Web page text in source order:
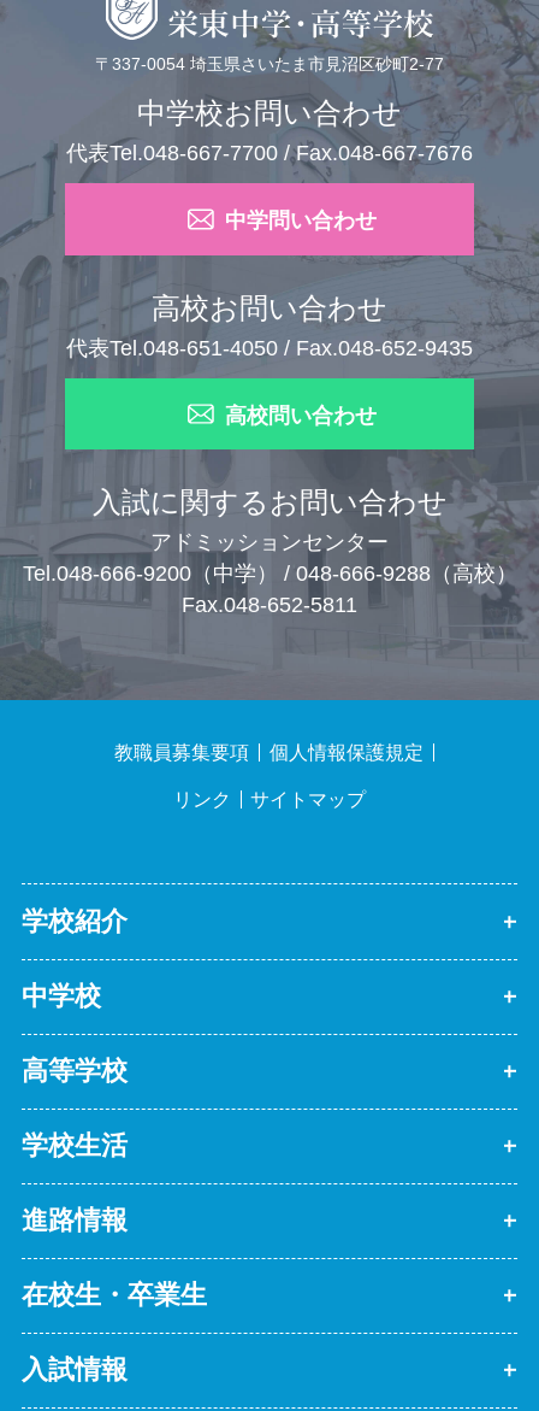
〒337-0054 埼玉県さいたま市見沼区砂町2-77
中学校お問い合わせ
代表Tel.048-667-7700 / Fax.048-667-7676
中学問い合わせ
高校お問い合わせ
代表Tel.048-651-4050 / Fax.048-652-9435
高校問い合わせ
入試に関するお問い合わせ
アドミッションセンター
Tel.048-666-9200（中学） / 048-666-9288（高校）
Fax.048-652-5811
学校紹介
中学校
高等学校
学校生活
進路情報
在校生・卒業生
入試情報
教職員募集要項 個人情報保護規定
リンク サイトマップ